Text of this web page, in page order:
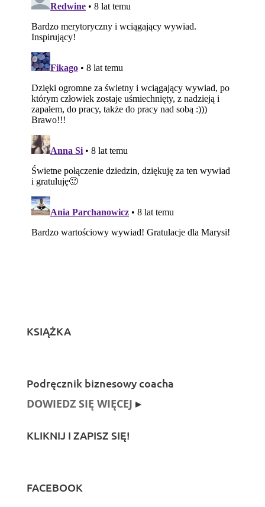
KSIĄŻKA
Podręcznik biznesowy coacha
DOWIEDZ SIĘ WIĘCEJ ▸
KLIKNIJ I ZAPISZ SIĘ!
FACEBOOK